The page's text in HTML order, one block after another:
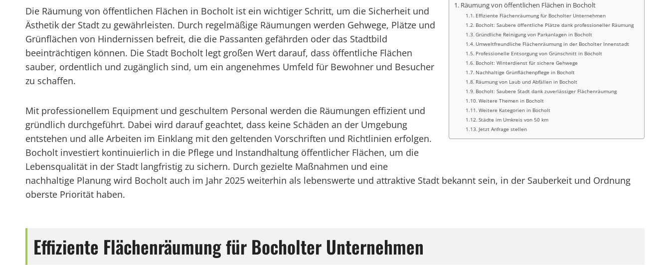
Räumung von öffentlichen Flächen in Bocholt
Effiziente Flächenräumung für Bocholter Unternehmen
Bocholt: Saubere öffentliche Plätze dank professioneller Räumung
Gründliche Reinigung von Parkanlagen in Bocholt
Umweltfreundliche Flächenräumung in der Bocholter Innenstadt
Professionelle Entsorgung von Grünschnitt in Bocholt
Bocholt: Winterdienst für sichere Gehwege
Nachhaltige Grünflächenpflege in Bocholt
Räumung von Laub und Abfällen in Bocholt
Bocholt: Saubere Stadt dank zuverlässiger Flächenräumung
Weitere Themen in Bocholt
Weitere Kategorien in Bocholt
Städte im Umkreis von 50 km
Jetzt Anfrage stellen
Die Räumung von öffentlichen Flächen in Bocholt ist ein wichtiger Schritt, um die Sicherheit und
Ästhetik der Stadt zu gewährleisten. Durch regelmäßige Räumungen werden Gehwege, Plätze und
Grünflächen von Hindernissen befreit, die die Passanten gefährden oder das Stadtbild
beeinträchtigen können. Die Stadt Bocholt legt großen Wert darauf, dass öffentliche Flächen
sauber, ordentlich und zugänglich sind, um ein angenehmes Umfeld für Bewohner und Besucher
zu schaffen.
Mit professionellem Equipment und geschultem Personal werden die Räumungen effizient und
gründlich durchgeführt. Dabei wird darauf geachtet, dass keine Schäden an der Umgebung
entstehen und alle Arbeiten im Einklang mit den geltenden Vorschriften und Richtlinien erfolgen.
Bocholt investiert kontinuierlich in die Pflege und Instandhaltung öffentlicher Flächen, um die
Lebensqualität in der Stadt langfristig zu sichern. Durch gezielte Maßnahmen und eine
nachhaltige Planung wird Bocholt auch im Jahr 2025 weiterhin als lebenswerte und attraktive Stadt bekannt sein, in der Sauberkeit und Ordnung
oberste Priorität haben.
Effiziente Flächenräumung für Bocholter Unternehmen